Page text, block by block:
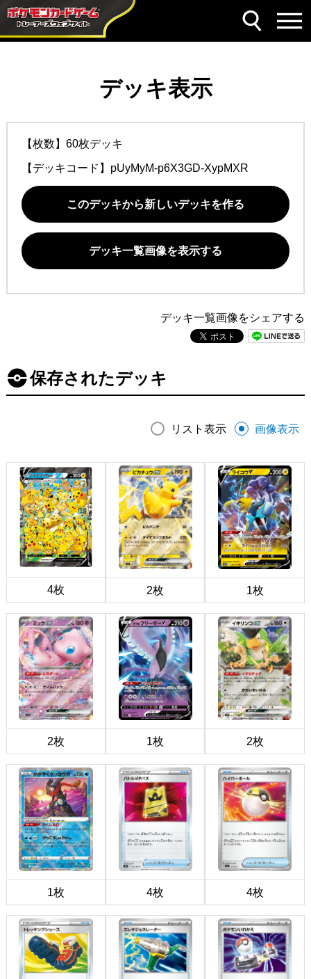
デッキ表示
【枚数】60枚デッキ
【デッキコード】 pUyMyM-p6X3GD-XypMXR
このデッキから新しいデッキを作る
デッキ一覧画像を表示する
デッキ一覧画像をシェアする
保存されたデッキ
リスト表示 画像表示
4枚 2枚 1枚
2枚 1枚 2枚
1枚 4枚 4枚